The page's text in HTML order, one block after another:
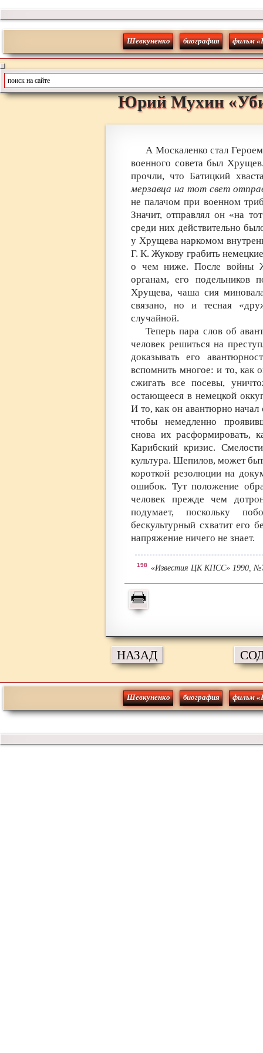
Шевкуненко биография фильм
Юрий Мухин«
А Москаленко стал
военного совета был
прочли, что Батицкий
мерзавца на тот свет
не палачом при военном
Значит, отправлял он «на
среди них действительно
у Хрущева наркомом
Г. К. Жукову грабить
о чем ниже. После войны
органам, его подельников
Хрущева, чаша сия
связано, но и тесная
случайной.
Теперь пара слов об
человек решиться на
доказывать его
вспомнить многое: и то, как
сжигать все посевы,
остающееся в немецкой
И то, как он авантюрно
чтобы немедленно
снова их расформировать,
Карибский кризис.
культура. Шепилов, может
короткой резолюции на
ошибок. Тут положение
человек прежде чем
подумает, поскольку
бескультурный схватит его
напряжение ничего не знает.
198 «Известия ЦК КПСС» 1990,
НАЗАД
Шевкуненко биография фильм